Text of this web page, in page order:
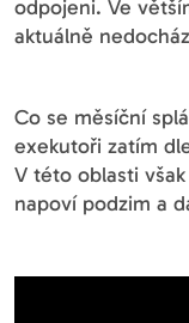
odpojeni. Ve
aktuálně
Co se měsíční
exekutoři zatím
V této oblasti
napoví podzim a